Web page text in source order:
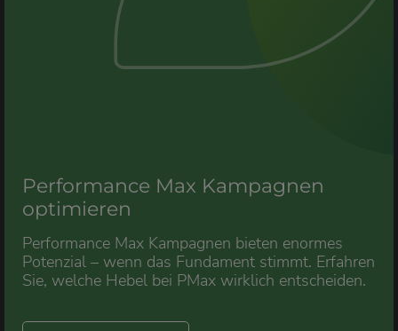
Performance Max Kampagnen
optimieren
Performance Max Kampagnen bieten enormes
Potenzial – wenn das Fundament stimmt. Erfahren
Sie, welche Hebel bei PMax wirklich entscheiden.